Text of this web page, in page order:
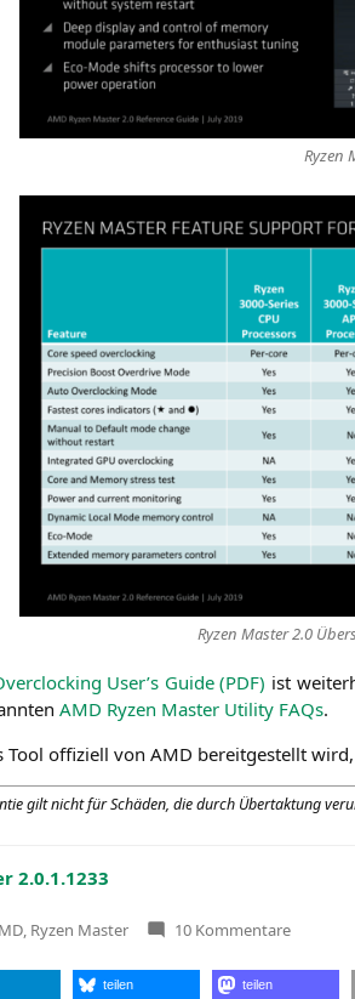
Ryzen
Ryzen Mas­ter 2.0
User’s Gui­de (PDF) ist
AMD Ryzen Mas­ter Uti­li­ty FAQs.
Tool offi­zi­ell von AMD bereit­ge­stellt
gilt nicht für Schä­den, die durch Über­tak­tung
2.0.1.1233
, Ryzen Master 10 Kommentarezu
Ryzen
teilen teilen